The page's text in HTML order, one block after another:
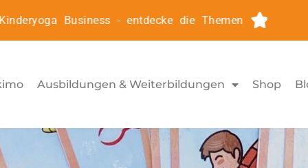
Business - entdecke die Themen
Ausbildungen & Weiterbildungen Shop